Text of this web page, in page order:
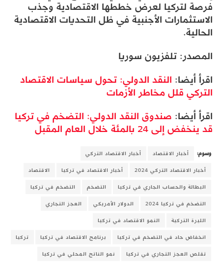
فرصة لتركيا لعرض خططها الاقتصادية وجذب
الاستثمارات الأجنبية في ظل التحديات الاقتصادية
الحالية.
المصدر: تلفزيون سوريا
اقرأ أيضا: النقد الدولي: تحول سياسات الاقتصاد
التركي قلل مخاطر الأزمات
اقرأ أيضا: صندوق النقد الدولي: التضخم في تركيا
قد ينخفض إلى 24 بالمئة خلال العام المقبل
وسوم: أخبار الاقتصاد
أخبار الاقتصاد التركي
أخبار الاقتصاد التركي 2024
أخبار الاقتصاد في تركيا
الاقتصاد
البطالة والحساب الجاري في تركيا
التضخم
التضخم في تركيا
التضخم في تركيا 2024
الدولار الأمريكي
العجز التجاري
الليرة التركية
النمو الاقتصاد في تركيا
انخفاض حاد في التضخم في تركيا
برنامج الاقتصاد في تركيا
تركيا
تقلص العجز التجاري في تركيا
نمو الناتج المحلي في تركيا